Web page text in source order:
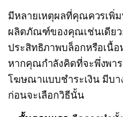
มีหลายเหตุผลที่คุณควรเพิ่
ผลิตภัณฑ์ของคุณเช่นเดีย
ประสิทธิภาพบล็อกหรือเนื้
หากคุณกำลังคิดที่จะพึ่งพา
โฆษณาแบบชำระเงิน มีบ
ก่อนจะเลือกวิธีนั้น